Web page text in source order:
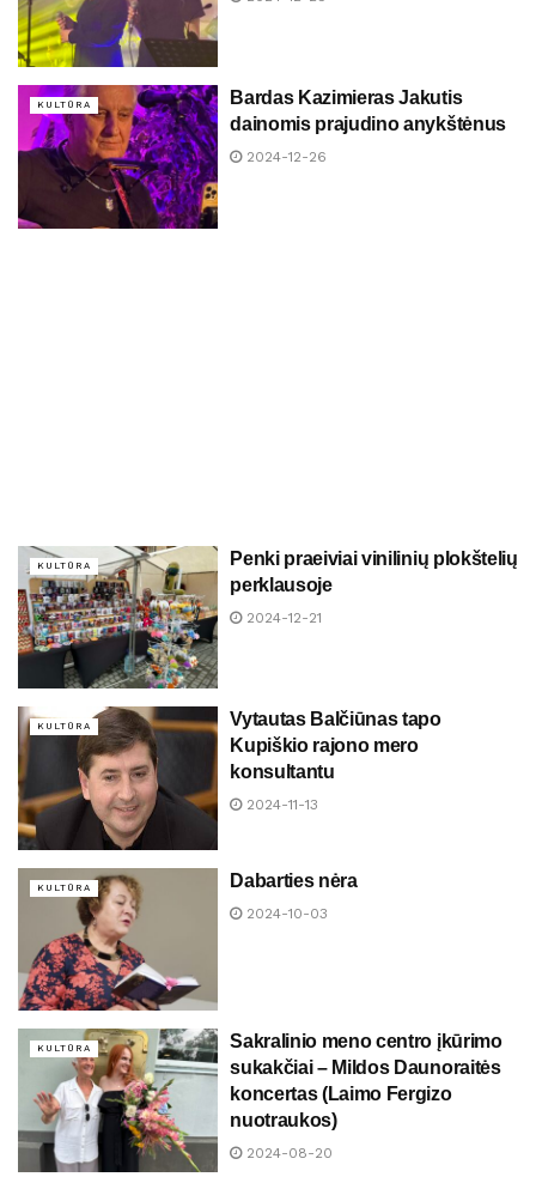
KULTŪRA
Bardas Kazimieras Jakutis
dainomis prajudino anykštėnus
2024-12-26
KULTŪRA
Penki praeiviai vinilinių plokštelių
perklausoje
2024-12-21
KULTŪRA
Vytautas Balčiūnas tapo
Kupiškio rajono mero
konsultantu
2024-11-13
KULTŪRA Dabarties nėra
2024-10-03
KULTŪRA
Sakralinio meno centro įkūrimo
sukakčiai – Mildos Daunoraitės
koncertas (Laimo Fergizo
nuotraukos)
2024-08-20